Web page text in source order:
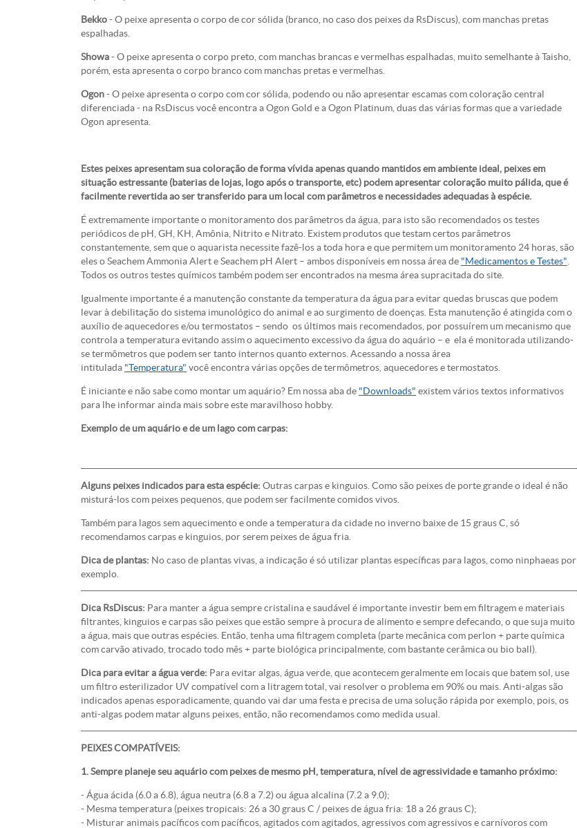
Bekko- O peixe apresenta o corpo de cor sólida (branco, no caso dos peixes da RsDiscus), com manchas pretas
espalhadas.
Showa- O peixe apresenta o corpo preto, com manchas brancas e vermelhas espalhadas, muito semelhante à Taisho,
porém, esta apresenta o corpo branco com manchas pretas e vermelhas.
Ogon- O peixe apresenta o corpo com cor sólida, podendo ou não apresentar escamas com coloração central
diferenciada - na RsDiscus você encontra a Ogon Gold e a Ogon Platinum, duas das várias formas que a variedade
Ogon apresenta.
Estes peixes apresentam sua coloração de forma vívida apenas quando mantidos em ambiente ideal, peixes em
situação estressante (baterias de lojas, logo após o transporte, etc) podem apresentar coloração muito pálida, que é
facilmente revertida ao ser transferido para um local com parâmetros e necessidades adequadas à espécie.
É extremamente importante o monitoramento dos parâmetros da água, para isto são recomendados os testes
periódicos de pH, GH, KH, Amônia, Nitrito e Nitrato. Existem produtos que testam certos parâmetros
constantemente, sem que o aquarista necessite fazê-los a toda hora e que permitem um monitoramento 24 horas, são
eles o Seachem Ammonia Alert e Seachem pH Alert – ambos disponíveis em nossa área de "Medicamentos e Testes"
Todos os outros testes químicos também podem ser encontrados na mesma área supracitada do site.
Igualmente importante é a manutenção constante da temperatura da água para evitar quedas bruscas que podem
levar à debilitação do sistema imunológico do animal e ao surgimento de doenças. Esta manutenção é atingida com o
auxílio de aquecedores e/ou termostatos – sendo os últimos mais recomendados, por possuírem um mecanismo que
controla a temperatura evitando assim o aquecimento excessivo da água do aquário – e ela é monitorada utilizando-
se termômetros que podem ser tanto internos quanto externos. Acessando a nossa área
intitulada "Temperatura" você encontra várias opções de termômetros, aquecedores e termostatos.
É iniciante e não sabe como montar um aquário? Em nossa aba de "Downloads" existem vários textos informativos
para lhe informar ainda mais sobre este maravilhoso hobby.
Exemplo de um aquário e de um lago com carpas:
Alguns peixes indicados para esta espécie: Outras carpas e kinguios. Como são peixes de porte grande o ideal é não
misturá-los com peixes pequenos, que podem ser facilmente comidos vivos.
Também para lagos sem aquecimento e onde a temperatura da cidade no inverno baixe de 15 graus C, só
recomendamos carpas e kinguios, por serem peixes de água fria.
Dica de plantas: No caso de plantas vivas, a indicação é só utilizar plantas específicas para lagos, como ninphaeas por
exemplo.
Dica RsDiscus: Para manter a água sempre cristalina e saudável é importante investir bem em filtragem e materiais
filtrantes, kinguios e carpas são peixes que estão sempre à procura de alimento e sempre defecando, o que suja muito
a água, mais que outras espécies. Então, tenha uma filtragem completa (parte mecânica com perlon + parte química
com carvão ativado, trocado todo mês + parte biológica principalmente, com bastante cerâmica ou bio ball).
Dica para evitar a água verde: Para evitar algas, água verde, que acontecem geralmente em locais que batem sol, use
um filtro esterilizador UV compatível com a litragem total, vai resolver o problema em 90% ou mais. Anti-algas são
indicados apenas esporadicamente, quando vai dar uma festa e precisa de uma solução rápida por exemplo, pois, os
anti-algas podem matar alguns peixes, então, não recomendamos como medida usual.
PEIXES COMPATÍVEIS:
1. Sempre planeje seu aquário com peixes de mesmo pH, temperatura, nível de agressividade e tamanho próximo:
- Água ácida (6.0 a 6.8), água neutra (6.8 a 7.2) ou água alcalina (7.2 a 9.0);
- Mesma temperatura (peixes tropicais: 26 a 30 graus C / peixes de água fria: 18 a 26 graus C);
- Misturar animais pacíficos com pacíficos, agitados com agitados, agressivos com agressivos e carnívoros com